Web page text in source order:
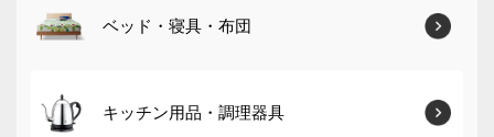
ベッド・寝具・布団
キッチン用品・調理器具